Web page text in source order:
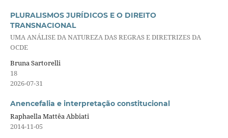
PLURALISMOS JURÍDICOS E O DIREITO
TRANSNACIONAL
UMA ANÁLISE DA NATUREZA DAS REGRAS E DIRETRIZES DA
OCDE
Bruna Sartorelli
18
2026-07-31
Anencefalia e interpretação constitucional
Raphaella Mattêa Abbiati
2014-11-05